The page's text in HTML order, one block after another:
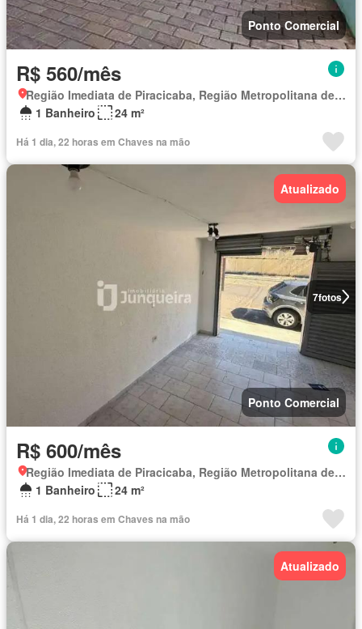
Ponto Comercial
R$ 560/mês
Região Imediata de Piracicaba, Região Metropolitana de Piracicaba
1 Banheiro
24 m²
Há 1 dia, 22 horas em Chaves na mão
7fotos
Atualizado
Ponto Comercial
R$ 600/mês
Região Imediata de Piracicaba, Região Metropolitana de Piracicaba
1 Banheiro
24 m²
Há 1 dia, 22 horas em Chaves na mão
Atualizado